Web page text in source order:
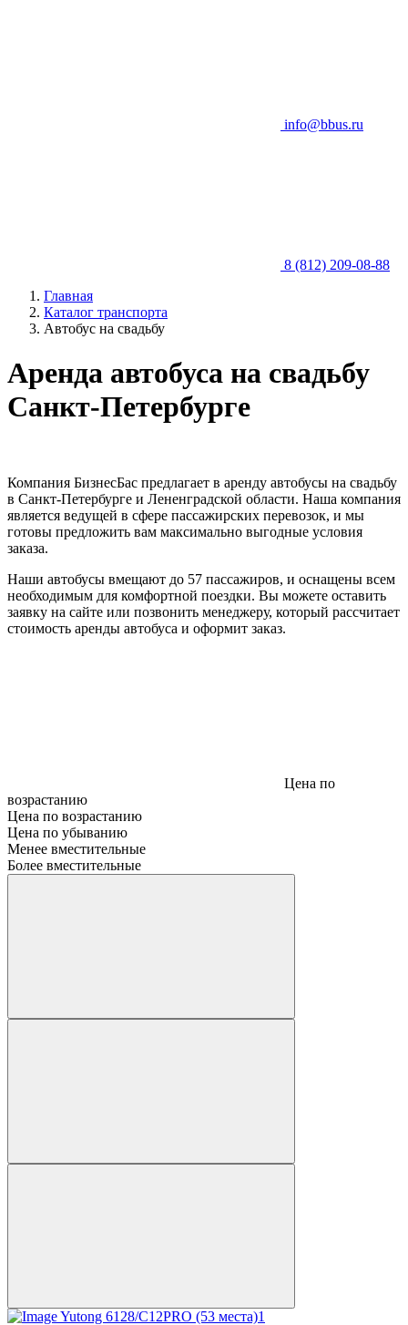
info@bbus.ru
8 (812) 209-08-88
Главная
Каталог транспорта
Автобус на свадьбу
Аренда автобуса на свадьбу
Санкт-Петербурге
Компания БизнесБас предлагает в аренду автобусы на свадьбу
в Санкт-Петербурге и Лененградской области. Наша компания
является ведущей в сфере пассажирских перевозок, и мы
готовы предложить вам максимально выгодные условия
заказа.
Наши автобусы вмещают до 57 пассажиров, и оснащены всем
необходимым для комфортной поездки. Вы можете оставить
заявку на сайте или позвонить менеджеру, который рассчитает
стоимость аренды автобуса и оформит заказ.
Цена по
возрастанию
Цена по возрастанию
Цена по убыванию
Менее вместительные
Более вместительные